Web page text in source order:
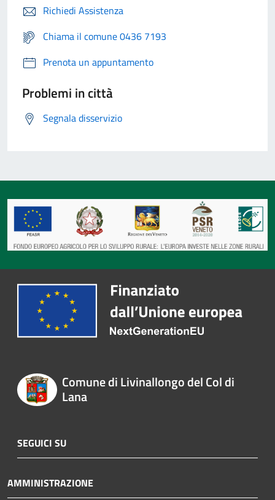
Richiedi Assistenza
Chiama il comune 0436 7193
Prenota un appuntamento
Problemi in città
Segnala disservizio
Comune di Livinallongo del Col di
Lana
SEGUICI SU
AMMINISTRAZIONE